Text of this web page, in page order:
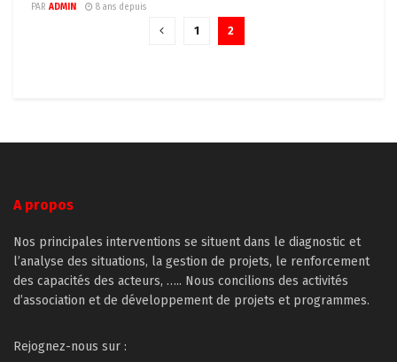
PAR ADMIN 8 ans depuis
1 2
A propos
Nos principales interventions se situent dans le diagnostic et
l’analyse des situations, la gestion de projets, le renforcement
des capacités des acteurs, ….. Nous concilions des activités
d’association et de développement de projets et programmes.
Rejognez-nous sur :